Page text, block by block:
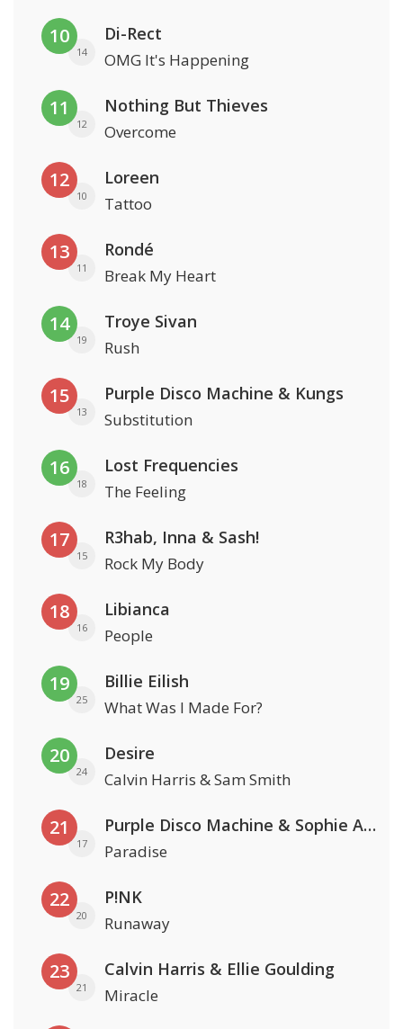
10
14
Di-Rect
OMG It's Happening
11
12
Nothing But Thieves
Overcome
12
10
Loreen
Tattoo
13
11
Rondé
Break My Heart
14
19
Troye Sivan
Rush
15
13
Purple Disco Machine & Kungs
Substitution
16
18
Lost Frequencies
The Feeling
17
15
R3hab, Inna & Sash!
Rock My Body
18
16
Libianca
People
19
25
Billie Eilish
What Was I Made For?
20
24
Desire
Calvin Harris & Sam Smith
21
17
Purple Disco Machine & Sophie And The Giants
Paradise
22
20
P!NK
Runaway
23
21
Calvin Harris & Ellie Goulding
Miracle